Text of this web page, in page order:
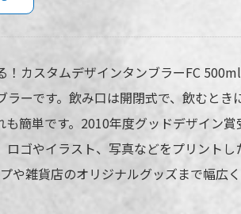
ラーFC 500mlの商
カ
入れ
名入れ方法
名入れ箇所
カスタムデザインタンブラーFC 500ml
ーです。飲み口は開閉式で、飲むと
簡単です。2010年度グッドデザイン賞
ゴやイラスト、写真などをプリント
や雑貨店のオリジナルグッズまで幅広く